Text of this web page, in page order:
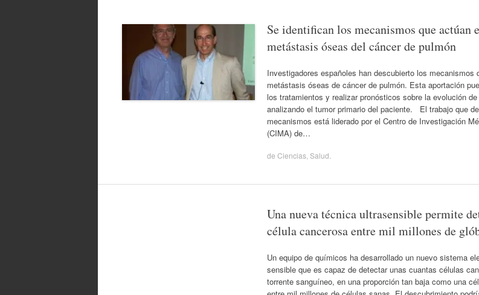
Se identifican los mecanismos que actúan
metástasis óseas del cáncer de pulmón
Investigadores españoles han descubierto los mecanismos
metástasis óseas de cáncer de pulmón. Esta aportación
los tratamientos y realizar pronósticos sobre la evolución
analizando el tumor primario del paciente. El trabajo que
mecanismos está liderado por el Centro de Investigación
(CIMA) de…
de Ciencias Salud
Una nueva técnica ultrasensible permite
célula cancerosa entre mil millones de
Un equipo de químicos ha desarrollado un nuevo sistema
sensible que es capaz de detectar unas cuantas células
torrente sanguíneo, en una proporción tan baja como una